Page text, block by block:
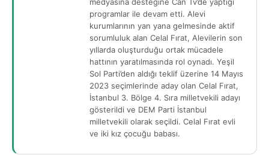
programlar ile devam etti. Alevi
kurumlarının yan yana gelmesinde aktif
sorumluluk alan Celal Fırat, Alevilerin son
yıllarda oluşturduğu ortak mücadele
hattının yaratılmasında rol oynadı. Yeşil
Sol Parti’den aldığı teklif üzerine 14 Mayıs
2023 seçimlerinde aday olan Celal Fırat,
İstanbul 3. Bölge 4. Sıra milletvekili adayı
gösterildi ve DEM Parti İstanbul
milletvekili olarak seçildi. Celal Fırat evli
ve iki kız çocuğu babası.